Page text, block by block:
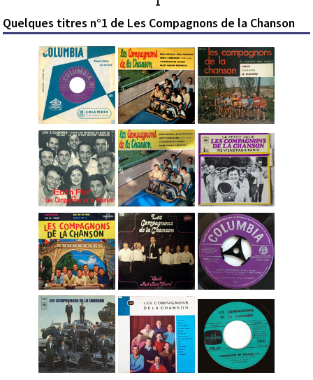
Quelques titres n°1 de Les Compagnons de la Chanson